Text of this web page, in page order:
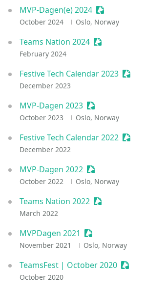
MVP-Dagen(e) 2024 Sessionize
October 2024 Oslo, Norway
Teams Nation 2024 Sessionize
February 2024
Festive Tech Calendar 2023
December 2023
MVP-Dagen 2023 Sessionize Event
October 2023 Oslo, Norway
Festive Tech Calendar 2022
December 2022
MVP-Dagen 2022 Sessionize Event
October 2022 Oslo, Norway
Teams Nation 2022 Sessionize
March 2022
MVPDagen 2021 Sessionize Event
November 2021 Oslo, Norway
TeamsFest | October 2020
October 2020